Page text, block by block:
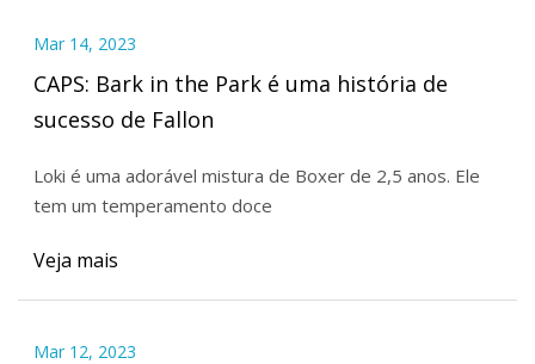
Mar 14, 2023
CAPS: Bark in the Park é uma história de
sucesso de Fallon
Loki é uma adorável mistura de Boxer de 2,5 anos. Ele
tem um temperamento doce
Veja mais
Mar 12, 2023